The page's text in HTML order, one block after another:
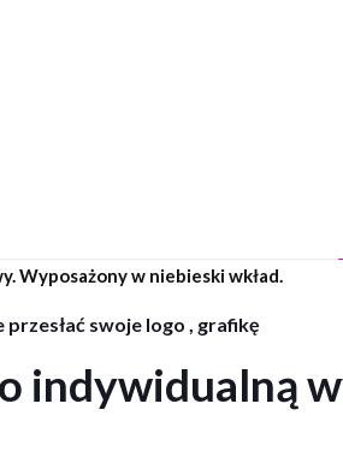
Wyposażony w niebieski wkład.
przesłać swoje logo , grafikę
indywidualną